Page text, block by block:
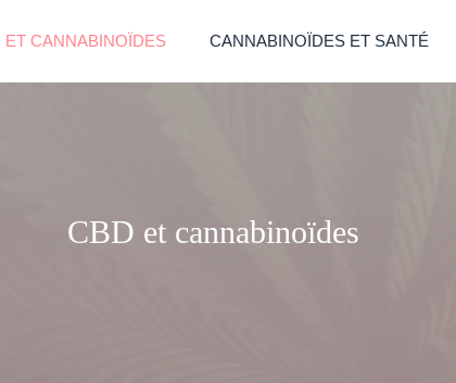
ET CANNABINOÏDES CANNABINOÏDES ET SANTÉ
CBD et cannabinoïdes